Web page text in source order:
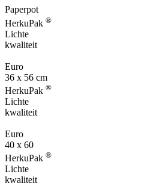
Paperpot
HerkuPak ®
Lichte
kwaliteit
Euro
36 x 56 cm
HerkuPak ®
Lichte
kwaliteit
Euro
40 x 60
HerkuPak ®
Lichte
kwaliteit